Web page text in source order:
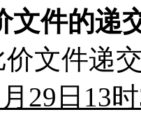
文件的递
价文件递
29日13时